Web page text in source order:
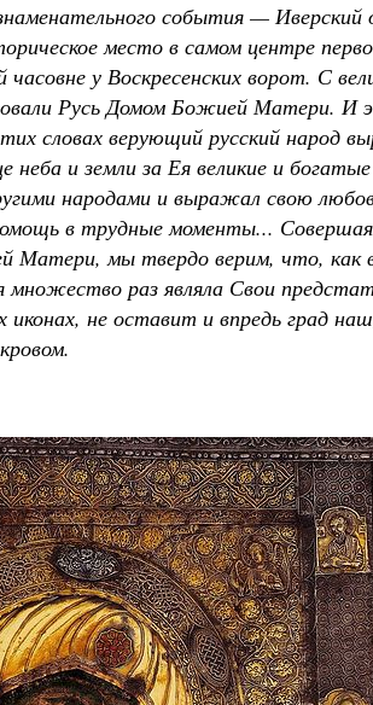
события — Иверский
место в самом центре
часовне у Воскресенских ворот. С
Русь Домом Божией Матери. И
словах верующий русский народ
неба и земли за Ея великие и
народами и выражал свою
в трудные моменты...
Матери, мы твердо верим, что, как
раз являла Свои
иконах, не оставит и впредь град